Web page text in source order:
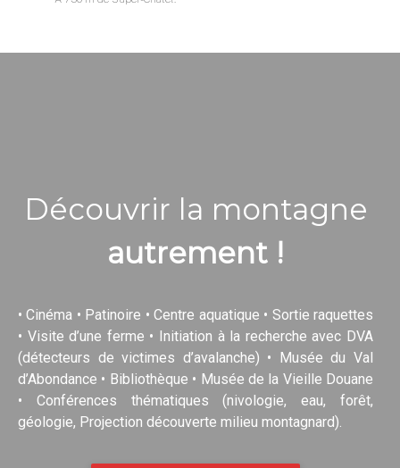
Découvrir la montagne
autrement !
• Cinéma • Patinoire • Centre aquatique • Sortie raquettes
• Visite d’une ferme • Initiation à la recherche avec DVA
(détecteurs de victimes d’avalanche) • Musée du Val
d’Abondance • Bibliothèque • Musée de la Vieille Douane
• Conférences thématiques (nivologie, eau, forêt,
géologie, Projection découverte milieu montagnard).